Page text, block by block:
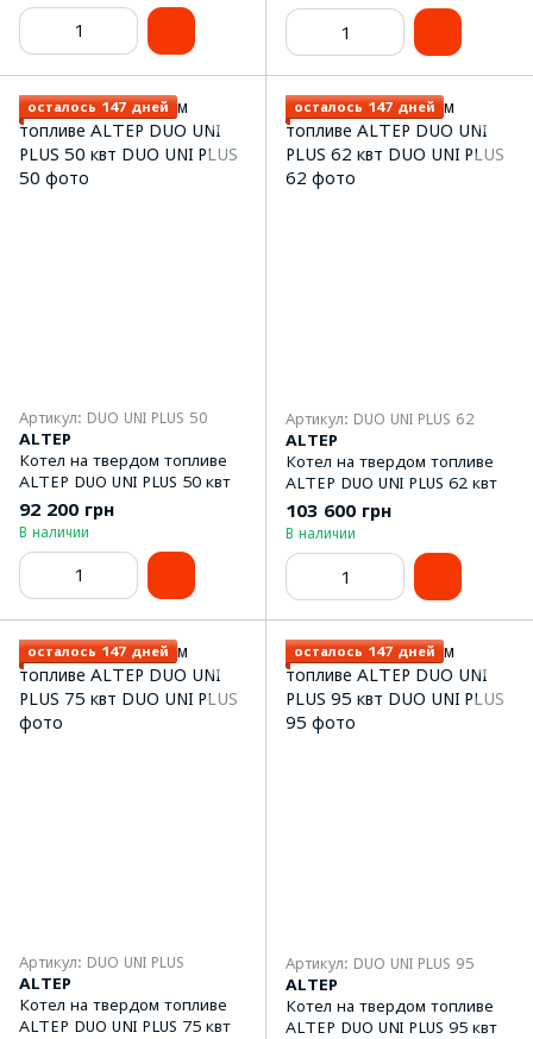
осталось 147 дней
Артикул: DUO UNI PLUS 50
ALTEP
Котел на твердом топливе
ALTEP DUO UNI PLUS 50 квт
92 200 грн
В наличии
осталось 147 дней
Артикул: DUO UNI PLUS 62
ALTEP
Котел на твердом топливе
ALTEP DUO UNI PLUS 62 квт
103 600 грн
В наличии
осталось 147 дней
Артикул: DUO UNI PLUS
ALTEP
Котел на твердом топливе
ALTEP DUO UNI PLUS 75 квт
осталось 147 дней
Артикул: DUO UNI PLUS 95
ALTEP
Котел на твердом топливе
ALTEP DUO UNI PLUS 95 квт